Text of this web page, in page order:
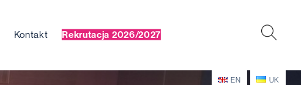
Kontakt Rekrutacja 2026/2027
EN UK